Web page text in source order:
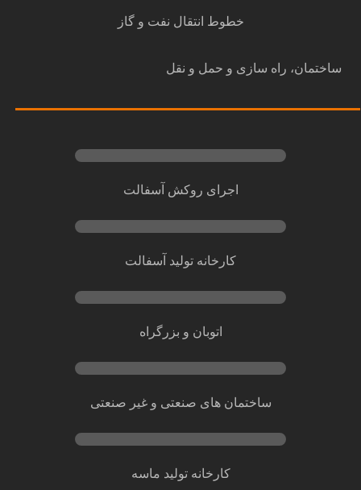
خطوط انتقال نفت و گاز
ساختمان، راه سازی و حمل و نقل
اجرای روکش آسفالت
کارخانه تولید آسفالت
اتوبان و بزرگراه
ساختمان های صنعتی و غیر صنعتی
کارخانه تولید ماسه